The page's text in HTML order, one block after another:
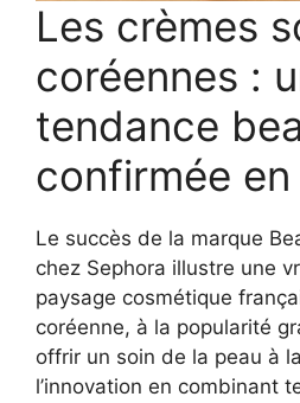
Les crèmes
coréennes :
tendance
confirmée
Le succès de la marque
chez Sephora illustre une
paysage cosmétique
coréenne, à la popularité
offrir un soin de la peau à
l’innovation en combinant